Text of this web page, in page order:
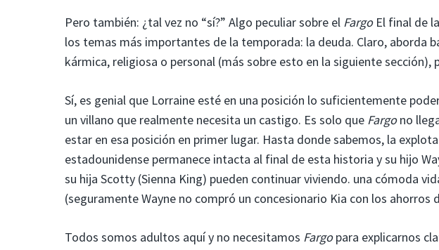
Pero también: ¿tal vez no “sí?” Algo peculiar sobre el FargoEl final de
los temas más importantes de la temporada: la deuda. Claro, aborda
kármica, religiosa o personal (más sobre esto en la siguiente sección),
Sí, es genial que Lorraine esté en una posición lo suficientemente
un villano que realmente necesita un castigo. Es solo que Fargono
estar en esa posición en primer lugar. Hasta donde sabemos, la
estadounidense permanece intacta al final de esta historia y su hijo
su hija Scotty (Sienna King) pueden continuar viviendo. una cómoda
(seguramente Wayne no compró un concesionario Kia con los ahorros
Todos somos adultos aquí y no necesitamos Fargopara explicarnos